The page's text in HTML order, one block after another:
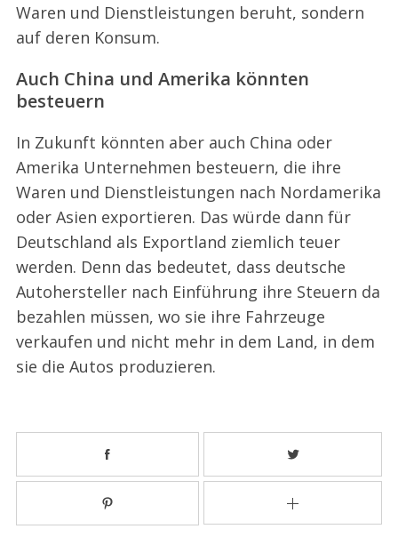
Waren und Dienstleistungen beruht, sondern
auf deren Konsum.
Auch China und Amerika könnten
besteuern
In Zukunft könnten aber auch China oder
Amerika Unternehmen besteuern, die ihre
Waren und Dienstleistungen nach Nordamerika
oder Asien exportieren. Das würde dann für
Deutschland als Exportland ziemlich teuer
werden. Denn das bedeutet, dass deutsche
Autohersteller nach Einführung ihre Steuern da
bezahlen müssen, wo sie ihre Fahrzeuge
verkaufen und nicht mehr in dem Land, in dem
sie die Autos produzieren.